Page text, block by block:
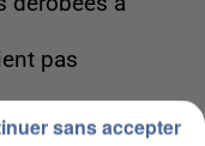
pas
sans accepter